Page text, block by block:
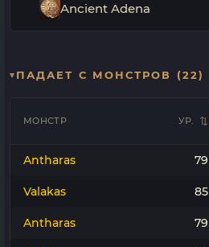
Ancient Adena
ПАДАЕТ С МОНСТРОВ (22)
МОНСТР УР.
Antharas 79
Valakas 85
Antharas 79